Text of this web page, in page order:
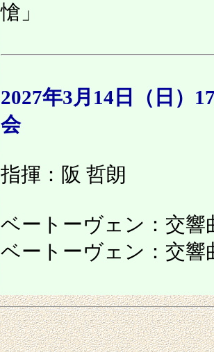
愴」
2027年3月14日（日）
会
指揮：阪 哲朗
ベートーヴェン：交響
ベートーヴェン：交響